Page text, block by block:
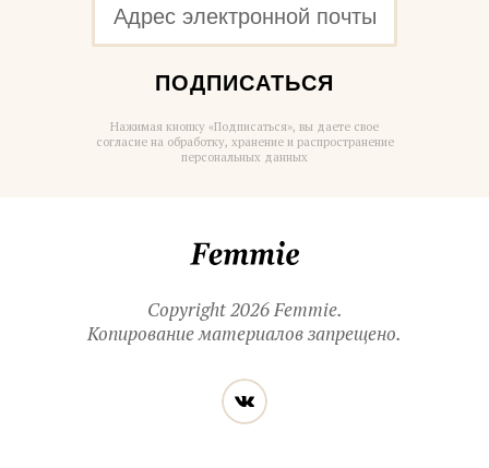
ПОДПИСАТЬСЯ
Нажимая кнопку «Подписаться», вы даете свое
согласие на обработку, хранение и распространение
персональных данных
Copyright 2026 Femmie.
Копирование материалов запрещено.
Читайте
нас
в социальных